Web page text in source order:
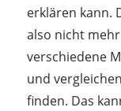
erklären kann.
also nicht
verschiedene
und
finden. Das